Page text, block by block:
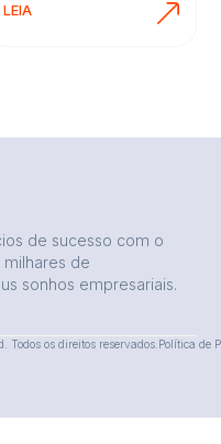
LEIA
de sucesso com o
de
sonhos empresariais.
os direitos reservados. Política de